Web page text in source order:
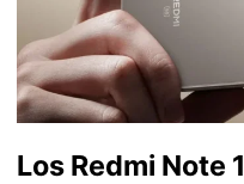
Los Redmi Note